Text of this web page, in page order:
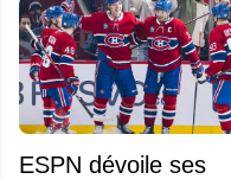
ESPN dévoile ses